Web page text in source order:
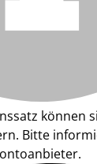
können
Bitte